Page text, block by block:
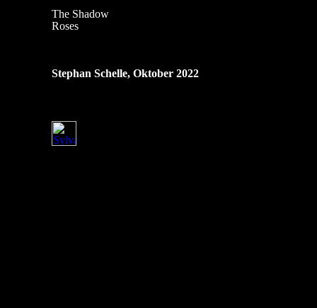
The Shadow
Roses
Stephan Schelle, Oktober 2022